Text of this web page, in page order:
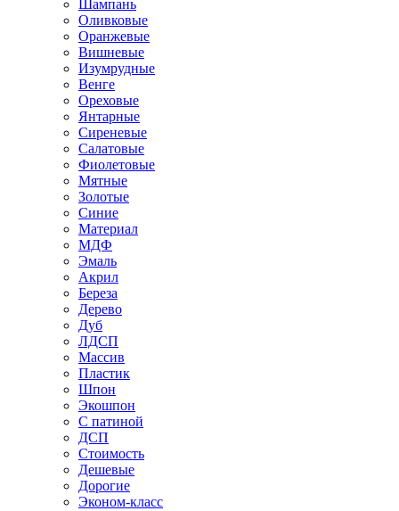
Шампань
Оливковые
Оранжевые
Вишневые
Изумрудные
Венге
Ореховые
Янтарные
Сиреневые
Салатовые
Фиолетовые
Мятные
Золотые
Синие
Материал
МДФ
Эмаль
Акрил
Береза
Дерево
Дуб
ЛДСП
Массив
Пластик
Шпон
Экошпон
С патиной
ДСП
Стоимость
Дешевые
Дорогие
Эконом-класс